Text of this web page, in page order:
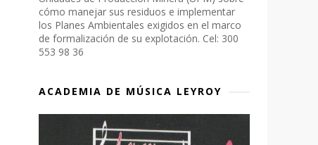
cómo manejar sus residuos e implementar
los Planes Ambientales exigidos en el marco
de formalización de su explotación. Cel: 300
553 98 36
ACADEMIA DE MÚSICA LEYROY